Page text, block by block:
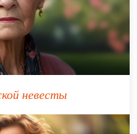
невесты